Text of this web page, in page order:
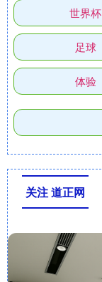
世界杯
足球
体验
关注 道正网